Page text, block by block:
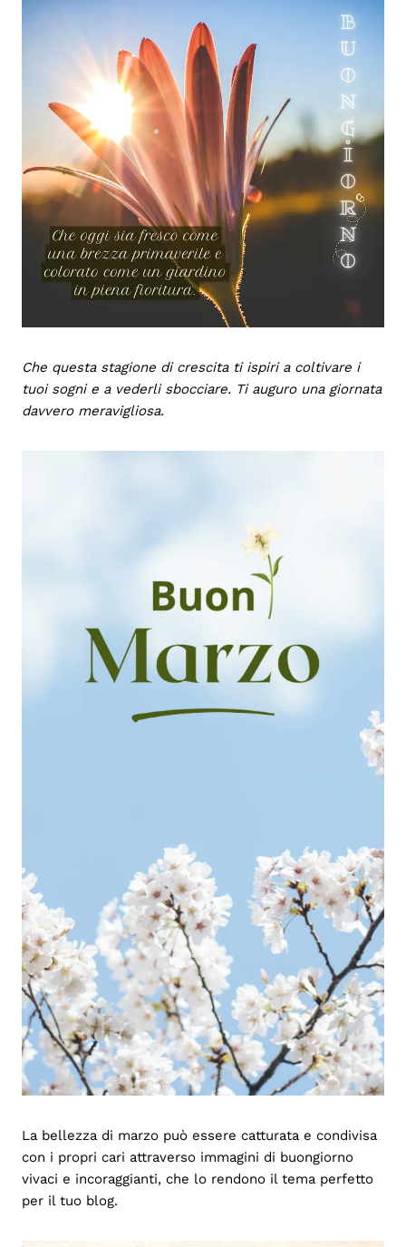
Che questa stagione di crescita ti ispiri a coltivare i
tuoi sogni e a vederli sbocciare. Ti auguro una giornata
davvero meravigliosa.
La bellezza di marzo può essere catturata e condivisa
con i propri cari attraverso immagini di buongiorno
vivaci e incoraggianti, che lo rendono il tema perfetto
per il tuo blog.